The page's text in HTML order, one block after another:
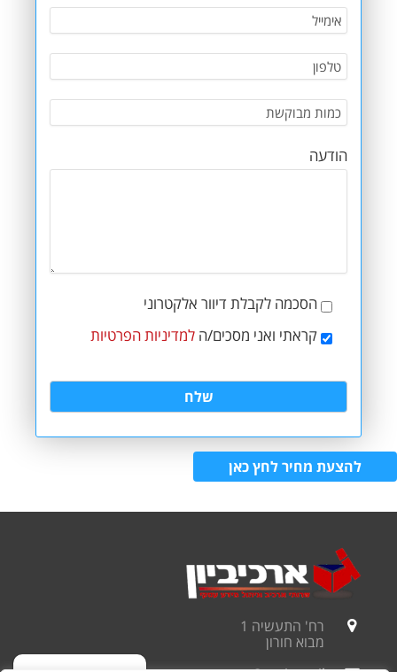
הודעה
הסכמה לקבלת דיוור אלקטרוני
קראתי ואני מסכים/ה למדיניות הפרטיות
להצעת מחיר לחץ כאן
רח' התעשיה 1
מבוא חורון